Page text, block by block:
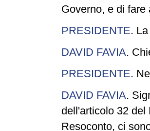
Governo, e di
PRESIDENTE.
DAVID FAVIA.
PRESIDENTE.
DAVID FAVIA.
dell'articolo 32 del
Resoconto, ci